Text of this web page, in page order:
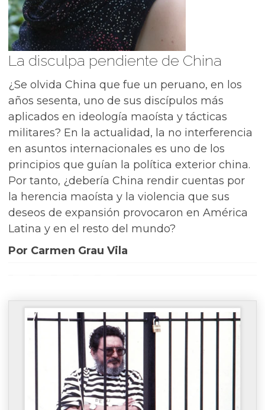
La disculpa pendiente de China
¿Se olvida China que fue un peruano, en los
años sesenta, uno de sus discípulos más
aplicados en ideología maoísta y tácticas
militares? En la actualidad, la no interferencia
en asuntos internacionales es uno de los
principios que guían la política exterior china.
Por tanto, ¿debería China rendir cuentas por
la herencia maoísta y la violencia que sus
deseos de expansión provocaron en América
Latina y en el resto del mundo?
Por Carmen Grau Vila